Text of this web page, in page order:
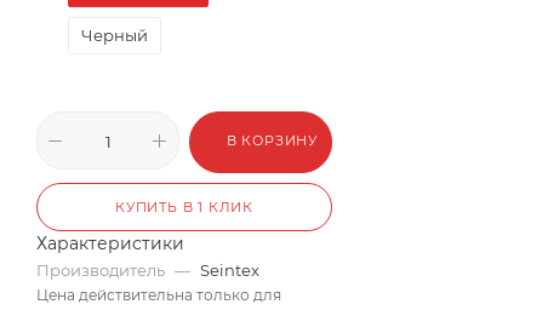
Черный
В КОРЗИНУ
КУПИТЬ В 1 КЛИК
Характеристики
Производитель — Seintex
Цена действительна только для